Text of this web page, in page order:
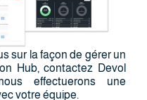
sur la façon de gérer un
Hub, contactez Devol
effectuerons une
votre équipe.